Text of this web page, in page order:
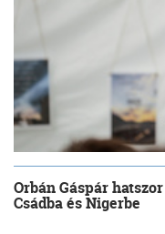
Orbán Gáspár
Csádba és Nigerbe